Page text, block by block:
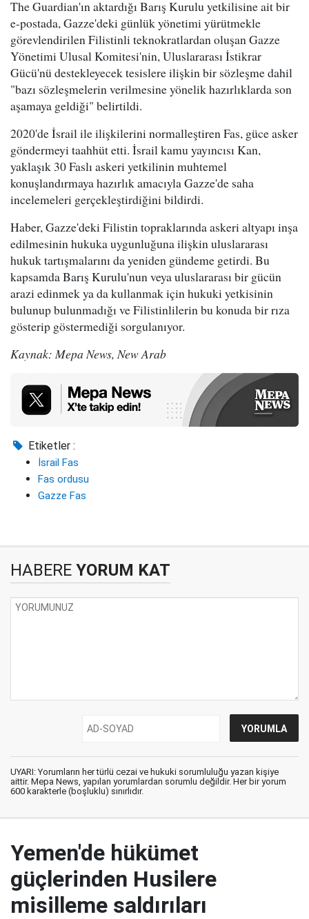
The Guardian'ın aktardığı Barış Kurulu yetkilisine ait bir
e-postada, Gazze'deki günlük yönetimi yürütmekle
görevlendirilen Filistinli teknokratlardan oluşan Gazze
Yönetimi Ulusal Komitesi'nin, Uluslararası İstikrar
Gücü'nü destekleyecek tesislere ilişkin bir sözleşme dahil
"bazı sözleşmelerin verilmesine yönelik hazırlıklarda son
aşamaya geldiği" belirtildi.
2020'de İsrail ile ilişkilerini normalleştiren Fas, güce asker
göndermeyi taahhüt etti. İsrail kamu yayıncısı Kan,
yaklaşık 30 Faslı askeri yetkilinin muhtemel
konuşlandırmaya hazırlık amacıyla Gazze'de saha
incelemeleri gerçekleştirdiğini bildirdi.
Haber, Gazze'deki Filistin topraklarında askeri altyapı inşa
edilmesinin hukuka uygunluğuna ilişkin uluslararası
hukuk tartışmalarını da yeniden gündeme getirdi. Bu
kapsamda Barış Kurulu'nun veya uluslararası bir gücün
arazi edinmek ya da kullanmak için hukuki yetkisinin
bulunup bulunmadığı ve Filistinlilerin bu konuda bir rıza
gösterip göstermediği sorgulanıyor.
Kaynak: Mepa News, New Arab
Etiketler :
İsrail Fas
Fas ordusu
Gazze Fas
HABERE YORUM KAT
UYARI: Yorumların her türlü cezai ve hukuki sorumluluğu yazan kişiye
aittir. Mepa News, yapılan yorumlardan sorumlu değildir. Her bir yorum
600 karakterle (boşluklu) sınırlıdır.
Yemen'de hükümet
güçlerinden Husilere
misilleme saldırıları